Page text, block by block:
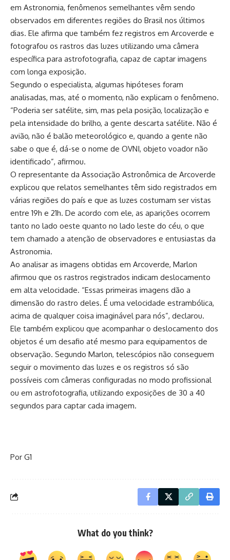
em Astronomia, fenômenos semelhantes vêm sendo
observados em diferentes regiões do Brasil nos últimos
dias. Ele afirma que também fez registros em Arcoverde e
fotografou os rastros das luzes utilizando uma câmera
específica para astrofotografia, capaz de captar imagens
com longa exposição.
Segundo o especialista, algumas hipóteses foram
analisadas, mas, até o momento, não explicam o fenômeno.
“Poderia ser satélite, sim, mas pela posição, localização e
pela intensidade do brilho, a gente descarta satélite. Não é
avião, não é balão meteorológico e, quando a gente não
sabe o que é, dá-se o nome de OVNI, objeto voador não
identificado”, afirmou.
O representante da Associação Astronômica de Arcoverde
explicou que relatos semelhantes têm sido registrados em
várias regiões do país e que as luzes costumam ser vistas
entre 19h e 21h. De acordo com ele, as aparições ocorrem
tanto no lado oeste quanto no lado leste do céu, o que
tem chamado a atenção de observadores e entusiastas da
Astronomia.
Ao analisar as imagens obtidas em Arcoverde, Marlon
afirmou que os rastros registrados indicam deslocamento
em alta velocidade. “Essas primeiras imagens dão a
dimensão do rastro deles. É uma velocidade estrambólica,
acima de qualquer coisa imaginável para nós”, declarou.
Ele também explicou que acompanhar o deslocamento dos
objetos é um desafio até mesmo para equipamentos de
observação. Segundo Marlon, telescópios não conseguem
seguir o movimento das luzes e os registros só são
possíveis com câmeras configuradas no modo profissional
ou em astrofotografia, utilizando exposições de 30 a 40
segundos para captar cada imagem.
Por G1
What do you think?